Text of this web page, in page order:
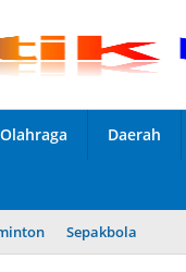
Olahraga Daerah
Sepakbola